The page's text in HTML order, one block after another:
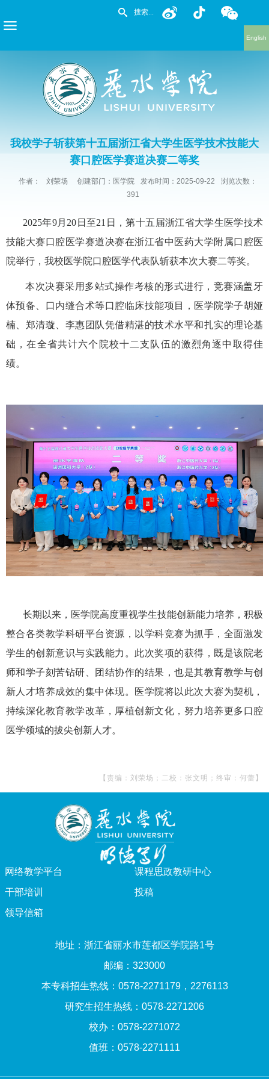
English
我校学子斩获第十五届浙江省大学生医学技术技能大
赛口腔医学赛道决赛二等奖
作者： 刘荣场 创建部门：医学院 发布时间：2025-09-22
浏览次数：
391
2025年9月20日至21日，第十五届浙江省大学生医学技术
技能大赛口腔医学赛道决赛在浙江省中医药大学附属口腔医
院举行，我校医学院口腔医学代表队斩获本次大赛二等奖。
本次决赛采用多站式操作考核的形式进行，竞赛涵盖牙
体预备、口内缝合术等口腔临床技能项目，医学院学子胡娅
楠、郑清璇、李惠团队凭借精湛的技术水平和扎实的理论基
础，在全省共计六个院校十二支队伍的激烈角逐中取得佳
绩。
长期以来，医学院高度重视学生技能创新能力培养，积极
整合各类教学科研平台资源，以学科竞赛为抓手，全面激发
学生的创新意识与实践能力。此次奖项的获得，既是该院老
师和学子刻苦钻研、团结协作的结果，也是其教育教学与创
新人才培养成效的集中体现。医学院将以此次大赛为契机，
持续深化教育教学改革，厚植创新文化，努力培养更多口腔
医学领域的拔尖创新人才。
【责编：刘荣场；二校：张文明；终审：何蕾】
网络教学平台
课程思政教研中心
干部培训
投稿
领导信箱
地址：浙江省丽水市莲都区学院路1号
邮编：323000
本专科招生热线：0578-2271179，2276113
研究生招生热线：0578-2271206
校办：0578-2271072
值班：0578-2271111